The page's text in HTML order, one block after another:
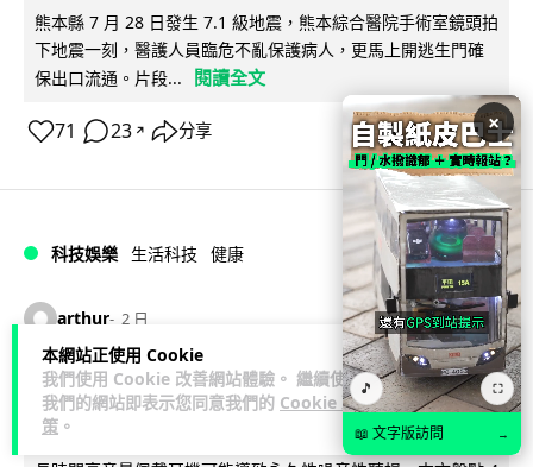
本網站正使用 Cookie
我們使用 Cookie 改善網站體驗。 繼續使用
我們的網站即表示您同意我們的 Cookie 政
策 。
熊本縣 7 月 28 日發生 7.1 級地震，熊本綜合醫院手術室鏡頭拍
下地震一刻，醫護人員臨危不亂保護病人，更馬上開逃生門確
保出口流通。片段...
閱讀全文
71 23 ↗ 分享
科技娛樂 生活科技 健康
arthur 2 日
AirPods 用家注意聽力響紅燈 醫學界籲
耳機用戶謹守「60-60」鐵律
×
🎵 ⛶
📖 文字版訪問 →